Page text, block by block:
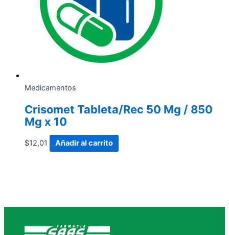
Medicamentos
Crisomet Tableta/Rec 50 Mg / 850
Mg x 10
$12,01 Añadir al carrito